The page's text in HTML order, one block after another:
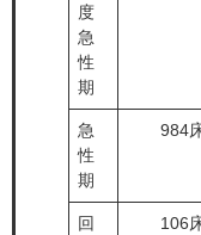
度
急
性
期
急
性
期
984
回 106